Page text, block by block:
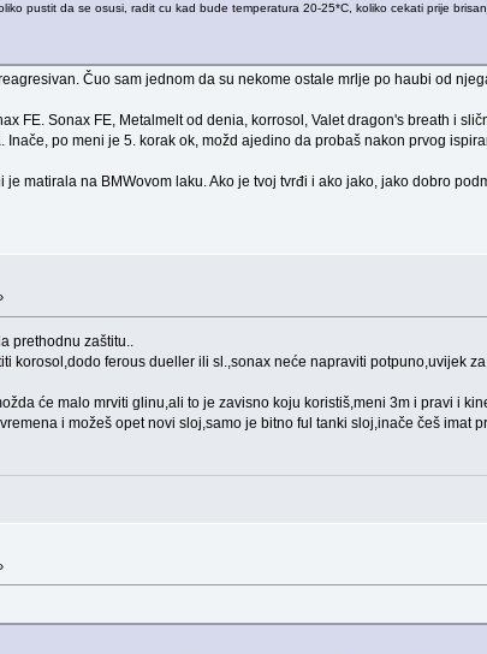
pustit da se osusi, radit cu kad bude temperatura 20-25*C, koliko cekati prije
Čuo sam jednom da su nekome ostale mrlje po haubi od
FE. Sonax FE, Metalmelt od denia, korrosol, Valet dragon's breath i
po meni je 5. korak ok, možd ajedino da probaš nakon prvog
matirala na BMWovom laku. Ako je tvoj tvrđi i ako jako, jako dobro
prethodnu zaštitu..
korosol,dodo ferous dueller ili sl.,sonax neće napraviti potpuno,uvijek
će malo mrviti glinu,ali to je zavisno koju koristiš,meni 3m i pravi i
i možeš opet novi sloj,samo je bitno ful tanki sloj,inače češ imat